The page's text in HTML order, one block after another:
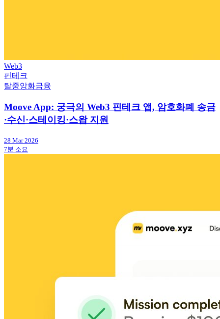
Web3
핀테크
탈중앙화금융
Moove App: 궁극의 Web3 핀테크 앱, 암호화폐 송금
·수신·스테이킹·스왑 지원
28 Mar 2026
7분 소요